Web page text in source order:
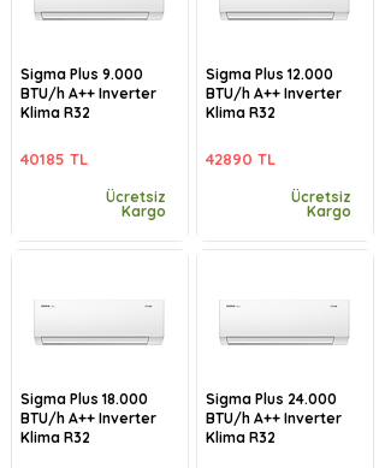
Sigma Plus 9.000
BTU/h A++ Inverter
Klima R32
40185 TL
Ücretsiz
Kargo
Sigma Plus 18.000
BTU/h A++ Inverter
Klima R32
Sigma Plus 12.000
BTU/h A++ Inverter
Klima R32
42890 TL
Ücretsiz
Kargo
Sigma Plus 24.000
BTU/h A++ Inverter
Klima R32